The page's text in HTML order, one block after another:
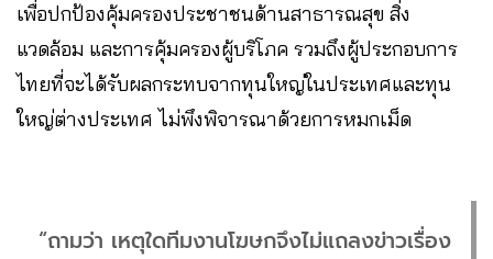
เพื่อปกป้องคุ้มครองประชาชนด้านสาธารณสุข สิ่ง
แวดล้อม และการคุ้มครองผู้บริโภค รวมถึงผู้ประกอบการ
ไทยที่จะได้รับผลกระทบจากทุนใหญ่ในประเทศและทุน
ใหญ่ต่างประเทศ ไม่พึงพิจารณาด้วยการหมกเม็ด
“ถามว่า เหตุใดทีมงานโฆษกจึงไม่แถลงข่าวเรื่อง